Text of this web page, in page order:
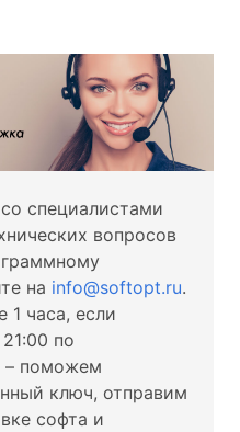
специалистами
вопросов
на info@softopt.ru.
1 часа, если
по
– поможем
ключ, отправим
софта и